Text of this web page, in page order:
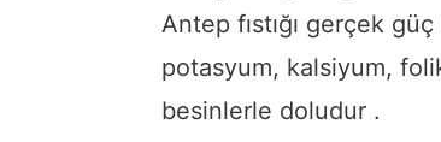
Antep fıstığı gerçek
potasyum, kalsiyum,
besinlerle doludur .